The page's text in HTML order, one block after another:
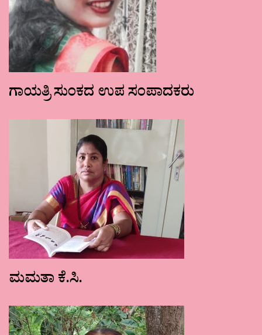
ಗಾಯತ್ರಿ ಸುಂಕದ ಉಪ ಸಂಪಾದಕರು
ಮಮತಾ ಕೆ.ಸಿ.